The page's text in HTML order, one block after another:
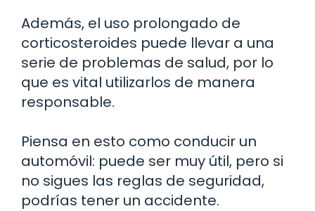
Además, el uso prolongado de
corticosteroides puede llevar a una
serie de problemas de salud, por lo
que es vital utilizarlos de manera
responsable.
Piensa en esto como conducir un
automóvil: puede ser muy útil, pero si
no sigues las reglas de seguridad,
podrías tener un accidente.